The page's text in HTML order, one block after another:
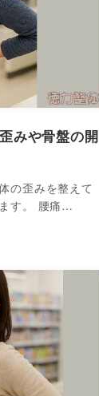
みや骨盤の開
の歪みを整えて
す。 腰痛…